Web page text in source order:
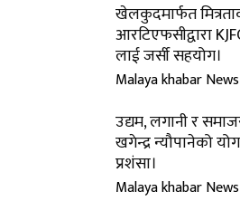
खेलकुदमार्फत
आरटिएफसीद्वारा
लाई जर्सी सहयोग।
Malaya khabar
उद्यम, लगानी र
खगेन्द्र न्यौपानेको
प्रशंसा।
Malaya khabar